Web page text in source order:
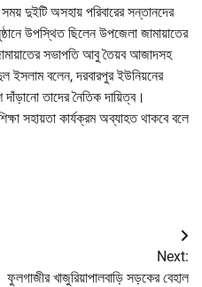
দুইটি অসহায় পরিবারের সন্তানদের
উপস্থিত ছিলেন উপজেলা জামায়াতের
সভাপতি আবু তৈয়ব আজাদসহ
ইসলাম বলেন, দরবারপুর ইউনিয়নের
দাঁড়ানো তাদের নৈতিক দায়িত্ব।
সহায়তা কার্যক্রম অব্যাহত থাকবে বলে
Next:
ফুলগাজীর খাজুরিয়াপালবাড়ি সড়কের বেহাল